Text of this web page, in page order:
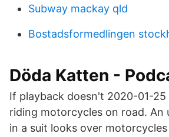
Subway mackay qld
Bostadsformedlingen
Döda Katten -
If playback doesn't 2020-01-25
riding motorcycles on road. An
in a suit looks over